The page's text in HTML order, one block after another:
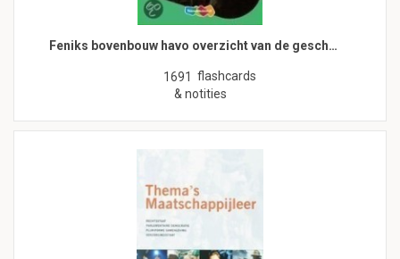
Feniks bovenbouw havo overzicht van de gesch…
1691 flashcards
& notities